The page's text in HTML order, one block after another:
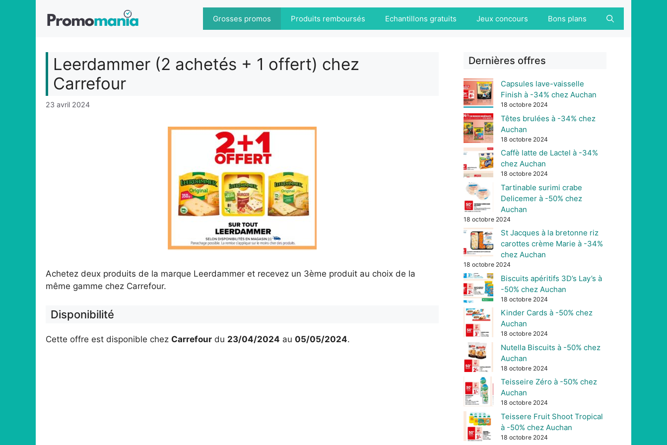
Grosses promos Produits remboursés Echantillons gratuits Jeux concours Bons plans
Leerdammer (2 achetés + 1 offert) chez
Carrefour
23 avril 2024
Achetez deux produits de la marque Leerdammer et recevez un 3ème produit au choix de la
même gamme chez Carrefour.
Disponibilité
Cette offre est disponible chez Carrefour du 23/04/2024 au 05/05/2024.
Dernières offres
Capsules lave-vaisselle
Finish à -34% chez Auchan
18 octobre 2024
Têtes brulées à -34% chez
Auchan
18 octobre 2024
Caffè latte de Lactel à -34%
chez Auchan
18 octobre 2024
Tartinable surimi crabe
Delicemer à -50% chez
Auchan
18 octobre 2024
St Jacques à la bretonne riz
carottes crème Marie à -34%
chez Auchan
18 octobre 2024
Biscuits apéritifs 3D’s Lay’s à
-50% chez Auchan
18 octobre 2024
Kinder Cards à -50% chez
Auchan
18 octobre 2024
Nutella Biscuits à -50% chez
Auchan
18 octobre 2024
Teisseire Zéro à -50% chez
Auchan
18 octobre 2024
Teissere Fruit Shoot Tropical
à -50% chez Auchan
18 octobre 2024